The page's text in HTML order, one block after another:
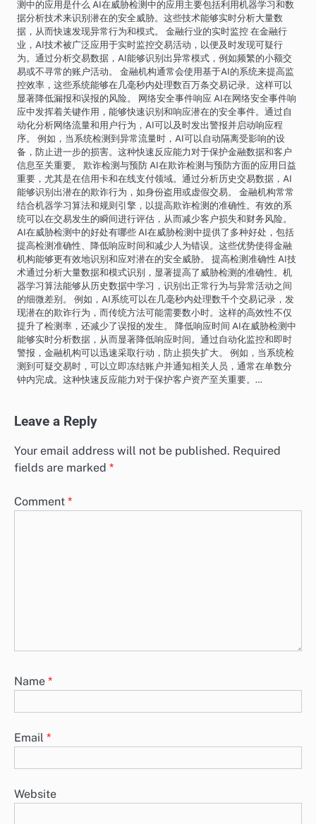
测中的应用是什么 AI在威胁检测中的应用主要包括利用机器学习和数
据分析技术来识别潜在的安全威胁。这些技术能够实时分析大量数
据，从而快速发现异常行为和模式。 金融行业的实时监控 在金融行
业，AI技术被广泛应用于实时监控交易活动，以便及时发现可疑行
为。通过分析交易数据，AI能够识别出异常模式，例如频繁的小额交
易或不寻常的账户活动。 金融机构通常会使用基于AI的系统来提高监
控效率，这些系统能够在几毫秒内处理数百万条交易记录。这样可以
显著降低漏报和误报的风险。 网络安全事件响应 AI在网络安全事件响
应中发挥着关键作用，能够快速识别和响应潜在的安全事件。通过自
动化分析网络流量和用户行为，AI可以及时发出警报并启动响应程
序。 例如，当系统检测到异常流量时，AI可以自动隔离受影响的设
备，防止进一步的损害。这种快速反应能力对于保护金融数据和客户
信息至关重要。 欺诈检测与预防 AI在欺诈检测与预防方面的应用日益
重要，尤其是在信用卡和在线支付领域。通过分析历史交易数据，AI
能够识别出潜在的欺诈行为，如身份盗用或虚假交易。 金融机构常常
结合机器学习算法和规则引擎，以提高欺诈检测的准确性。有效的系
统可以在交易发生的瞬间进行评估，从而减少客户损失和财务风险。
AI在威胁检测中的好处有哪些 AI在威胁检测中提供了多种好处，包括
提高检测准确性、降低响应时间和减少人为错误。这些优势使得金融
机构能够更有效地识别和应对潜在的安全威胁。 提高检测准确性 AI技
术通过分析大量数据和模式识别，显著提高了威胁检测的准确性。机
器学习算法能够从历史数据中学习，识别出正常行为与异常活动之间
的细微差别。 例如，AI系统可以在几毫秒内处理数千个交易记录，发
现潜在的欺诈行为，而传统方法可能需要数小时。这样的高效性不仅
提升了检测率，还减少了误报的发生。 降低响应时间 AI在威胁检测中
能够实时分析数据，从而显著降低响应时间。通过自动化监控和即时
警报，金融机构可以迅速采取行动，防止损失扩大。 例如，当系统检
测到可疑交易时，可以立即冻结账户并通知相关人员，通常在单数分
钟内完成。这种快速反应能力对于保护客户资产至关重要。…
Leave a Reply
Your email address will not be published. Required
fields are marked *
Comment *
Name *
Email *
Website